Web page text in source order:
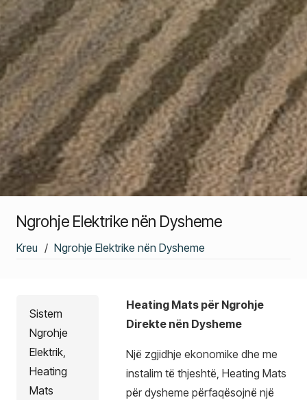
Ngrohje Elektrike nën Dysheme
Kreu / Ngrohje Elektrike nën Dysheme
Sistem
Ngrohje
Elektrik,
Heating
Mats
Heating Mats për Ngrohje
Direkte nën Dysheme
Një zgjidhje ekonomike dhe me
instalim të thjeshtë, Heating Mats
për dysheme përfaqësojnë një